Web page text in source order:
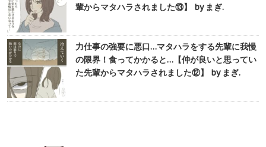
輩からマタハラされました⑬】 by まぎ.
力仕事の強要に悪口…マタハラをする先輩に我慢
の限界！食ってかかると…【仲が良いと思ってい
た先輩からマタハラされました⑫】 by まぎ.